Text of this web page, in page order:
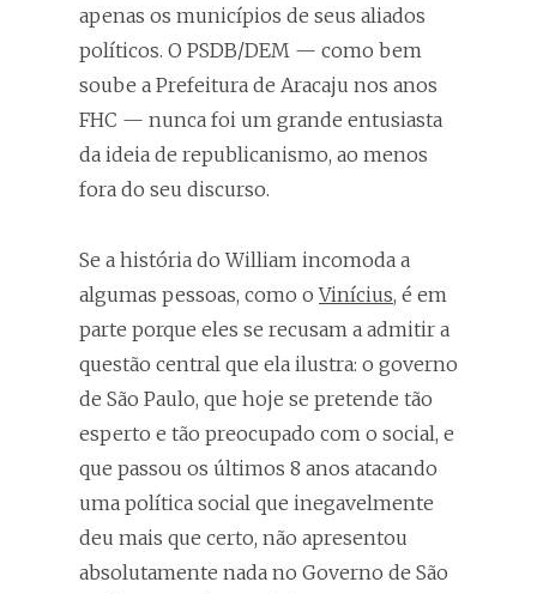
apenas os municípios de seus aliados
políticos. O PSDB/DEM — como bem
soube a Prefeitura de Aracaju nos anos
FHC — nunca foi um grande entusiasta
da ideia de republicanismo, ao menos
fora do seu discurso.
Se a história do William incomoda a
algumas pessoas, como oVinícius, é em
parte porque eles se recusam a admitir a
questão central que ela ilustra: o governo
de São Paulo, que hoje se pretende tão
esperto e tão preocupado com o social, e
que passou os últimos 8 anos atacando
uma política social que inegavelmente
deu mais que certo, não apresentou
absolutamente nada no Governo de São